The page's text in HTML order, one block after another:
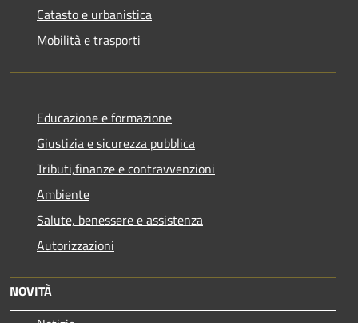
Catasto e urbanistica
Mobilità e trasporti
Educazione e formazione
Giustizia e sicurezza pubblica
Tributi,finanze e contravvenzioni
Ambiente
Salute, benessere e assistenza
Autorizzazioni
NOVITÀ